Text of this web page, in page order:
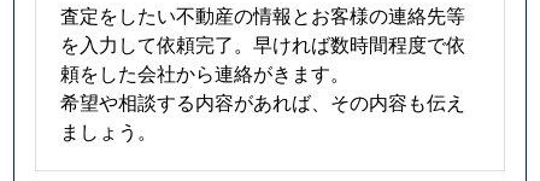
査定をしたい不動産の情報とお客様の連絡先等
を入力して依頼完了。早ければ数時間程度で依
頼をした会社から連絡がきます。
希望や相談する内容があれば、その内容も伝え
ましょう。